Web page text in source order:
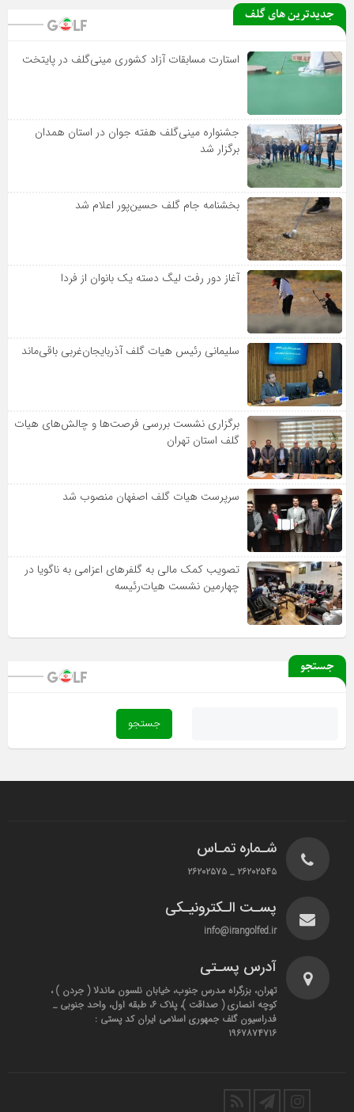
جدیدترین های گلف
استارت مسابقات آزاد کشوری مینی‌گلف در پایتخت
جشنواره مینی‌گلف هفته جوان در استان همدان
برگزار شد
بخشنامه جام گلف حسین‌پور اعلام شد
آغاز دور رفت لیگ دسته یک بانوان از فردا
سلیمانی رئیس هیات گلف آذربایجان‌غربی باقی‌ماند
برگزاری نشست بررسی فرصت‌ها و چالش‌های هیات
گلف استان تهران
سرپرست هیات گلف اصفهان منصوب شد
تصویب کمک مالی به گلفرهای اعزامی به ناگویا در
چهارمین نشست هیات‌رئیسه
جستجو
شـماره تمـاس
۲۶۲۰۲۵۴۵ _ ۲۶۲۰۲۵۷۵
پسـت الـکترونیـکی
info@irangolfed.ir
آدرس پسـتی
تهران، بزرگراه مدرس جنوب، خیابان نلسون ماندلا ( جردن ) ،
کوچه انصاری ( صداقت )، پلاک ۶، طبقه اول، واحد جنوبی _
فدراسیون گلف جمهوری اسلامی ایران کد پستی :
۱۹۶۷۸۷۴۷۱۶